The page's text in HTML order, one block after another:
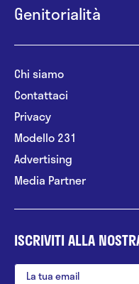
Genitorialità
Chi siamo
Contattaci
Privacy
Modello 231
Advertising
Media Partner
ISCRIVITI ALLA